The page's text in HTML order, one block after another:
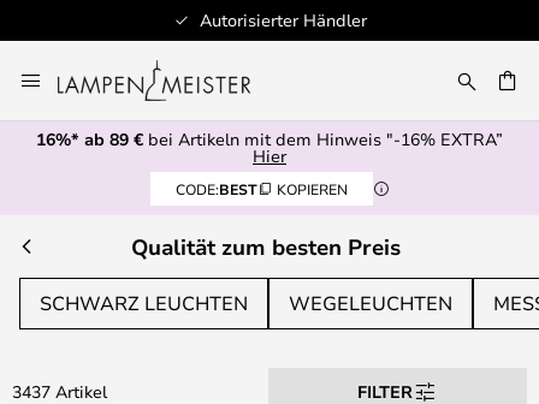
Schnelle Lieferung
Inhalt
springen
16%* ab 89 € bei Artikeln mit dem Hinweis "-16% EXTRA”
Hier
CODE:BEST KOPIEREN
Qualität zum besten Preis
SCHWARZ LEUCHTEN WEGELEUCHTEN
3437 Artikel
FILTER